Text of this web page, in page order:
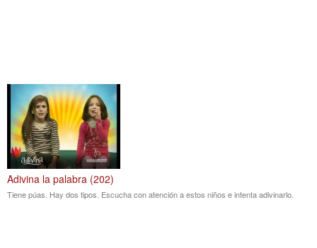
Adivina la palabra (202)
Tiene púas. Hay dos tipos. Escucha con atención a estos niños e intenta adivinarlo.